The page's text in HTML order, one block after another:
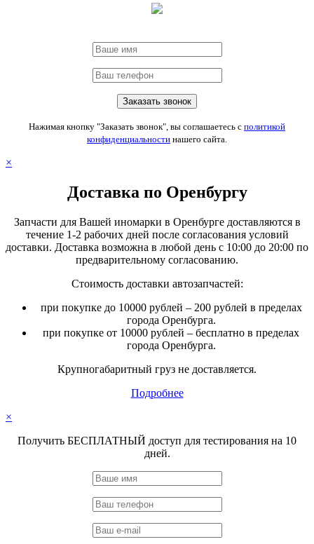
Нажимая кнопку "Заказать звонок", вы соглашаетесь с политикой
конфиденциальности нашего сайта.
×
Доставка по Оренбургу
Запчасти для Вашей иномарки в Оренбурге доставляются в
течение 1-2 рабочих дней после согласования условий
доставки. Доставка возможна в любой день с 10:00 до 20:00 по
предварительному согласованию.
Стоимость доставки автозапчастей:
при покупке до 10000 рублей – 200 рублей в пределах
города Оренбурга.
при покупке от 10000 рублей – бесплатно в пределах
города Оренбурга.
Крупногабаритный груз не доставляется.
Подробнее
×
Получить БЕСПЛАТНЫЙ доступ для тестирования на 10
дней.